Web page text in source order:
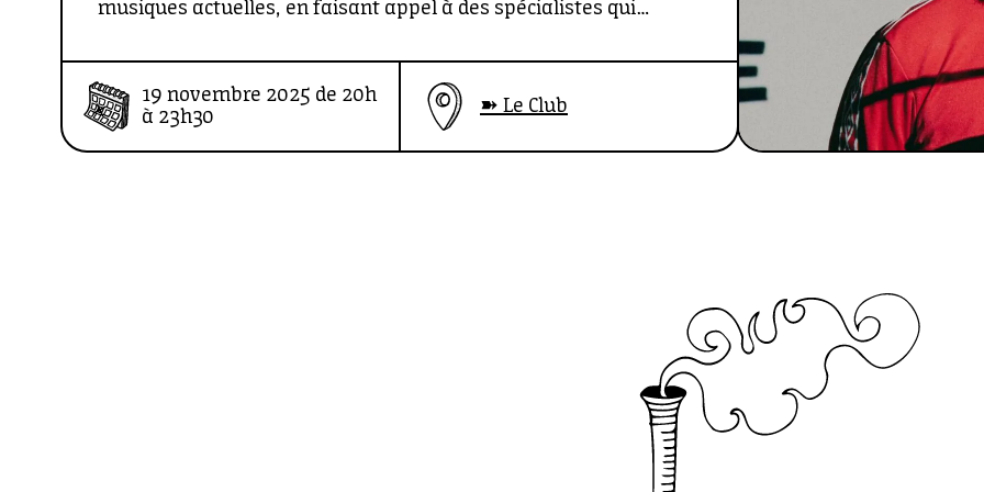
musiques actuelles, en faisant appel à des spécialistes qui
Grünt, Radio Nova, Tsugi et Musique Journal.
19 novembre 2025 de 20h
à 23h30
➽ Le Club